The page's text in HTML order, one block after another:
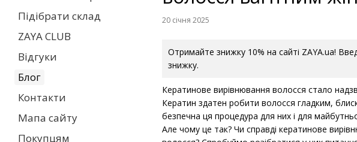
20 січня 2025
Отримайте знижку 10% на сайті ZAYA.ua!
знижку.
Кератинове вирівнювання волосся стало
Кератин здатен робити волосся гладким,
безпечна ця процедура для них і для
Але чому це так? Чи справді кератинове
Підібрати склад
ZAYA CLUB
Відгуки
Блог
Контакти
Мапа сайту
Покупцям